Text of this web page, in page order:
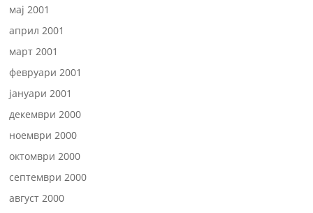
мај 2001
април 2001
март 2001
февруари 2001
јануари 2001
декември 2000
ноември 2000
октомври 2000
септември 2000
август 2000